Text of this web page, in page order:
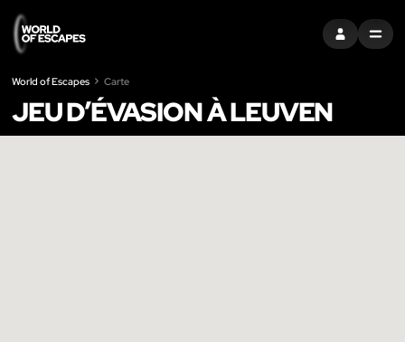
S'INSCRIREMENU
World of Escapes Carte
JEU D’ÉVASION À LEUVEN